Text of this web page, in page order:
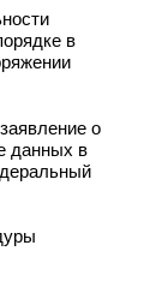
в
о
данных в